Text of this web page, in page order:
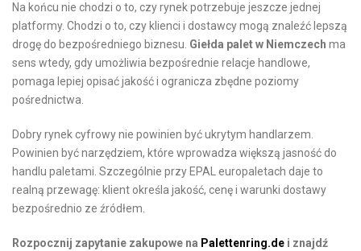
Na końcu nie chodzi o to, czy rynek potrzebuje jeszcze jednej
platformy. Chodzi o to, czy klienci i dostawcy mogą znaleźć lepszą
drogę do bezpośredniego biznesu. Giełda palet w Niemczech ma
sens wtedy, gdy umożliwia bezpośrednie relacje handlowe,
pomaga lepiej opisać jakość i ogranicza zbędne poziomy
pośrednictwa.
Dobry rynek cyfrowy nie powinien być ukrytym handlarzem.
Powinien być narzędziem, które wprowadza większą jasność do
handlu paletami. Szczególnie przy EPAL europaletach daje to
realną przewagę: klient określa jakość, cenę i warunki dostawy
bezpośrednio ze źródłem.
Rozpocznij zapytanie zakupowe na Palettenring.de i znajdź